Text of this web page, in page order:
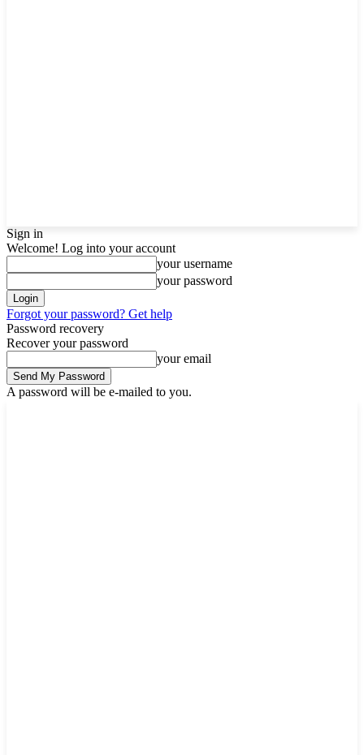
Sign in
Welcome! Log into your account
your username
your password
Forgot your password? Get help
Password recovery
Recover your password
your email
A password will be e-mailed to you.